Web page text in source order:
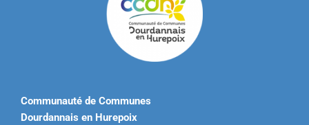
Communauté de Communes
Dourdannais en Hurepoix